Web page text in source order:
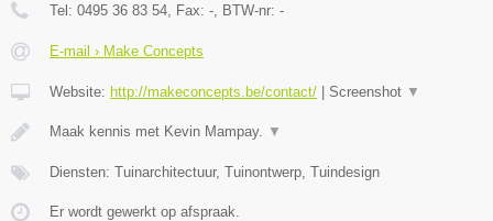
Tel: 0495 36 83 54 , Fax: - , BTW-nr: -
E-mail › Make Concepts
Website: http://makeconcepts.be/contact/ | Screenshot ▼
Maak kennis met Kevin Mampay. ▼
Diensten: Tuinarchitectuur, Tuinontwerp, Tuindesign
Er wordt gewerkt op afspraak.